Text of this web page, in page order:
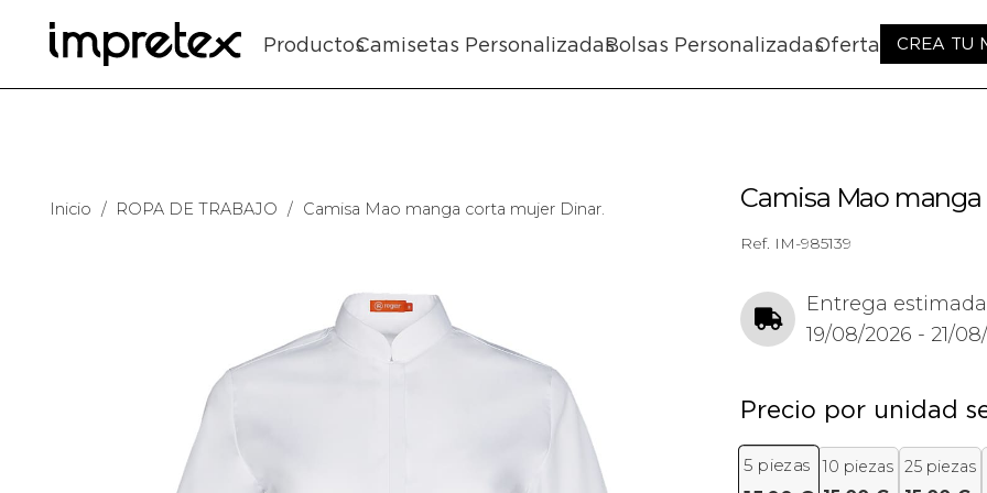
ProductosCamisetas PersonalizadasBolsas PersonalizadasOferta CREA TU
Inicio / ROPA DE TRABAJO / Camisa Mao manga corta mujer Dinar. Camisa Mao
Ref. IM-985139
Entrega
19/08/2026 - 21/
Precio por unidad
5 piezas 10 piezas 25 piezas